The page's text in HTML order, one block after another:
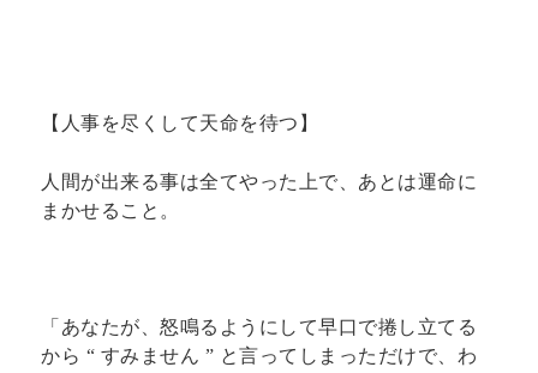
【人事を尽くして天命を待つ】
人間が出来る事は全てやった上で、あとは運命に
まかせること。
「あなたが、怒鳴るようにして早口で捲し立てる
から “ すみません ” と言ってしまっただけで、わ